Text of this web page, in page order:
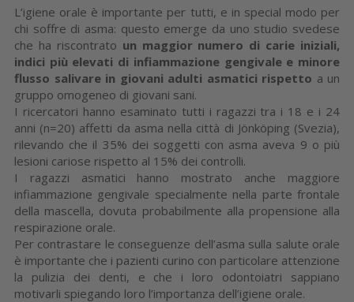
L’igiene orale è importante per tutti, e in special modo per
chi soffre di asma: questo emerge da uno studio svedese
che ha riscontrato un maggior numero di carie iniziali,
indici più elevati di infiammazione gengivale e minore
flusso salivare in giovani adulti asmatici rispetto a un
gruppo omogeneo di giovani sani.
I ricercatori hanno esaminato tutti i ragazzi tra i 18 e i 24
anni (n=20) affetti da asma nella città di Jönköping (Svezia),
rilevando che il 35% dei soggetti con asma aveva 9 o più
lesioni cariose rispetto al 15% dei controlli.
I ragazzi asmatici hanno mostrato anche maggiore
infiammazione gengivale specialmente nella parte frontale
della mascella, dovuta probabilmente alla propensione alla
respirazione orale.
Per contrastare le conseguenze dell’asma sulla salute orale
è importante che i pazienti curino con particolare attenzione
la pulizia dei denti, e che i loro odontoiatri sappiano
motivarli spiegando loro l’importanza dell’igiene orale.